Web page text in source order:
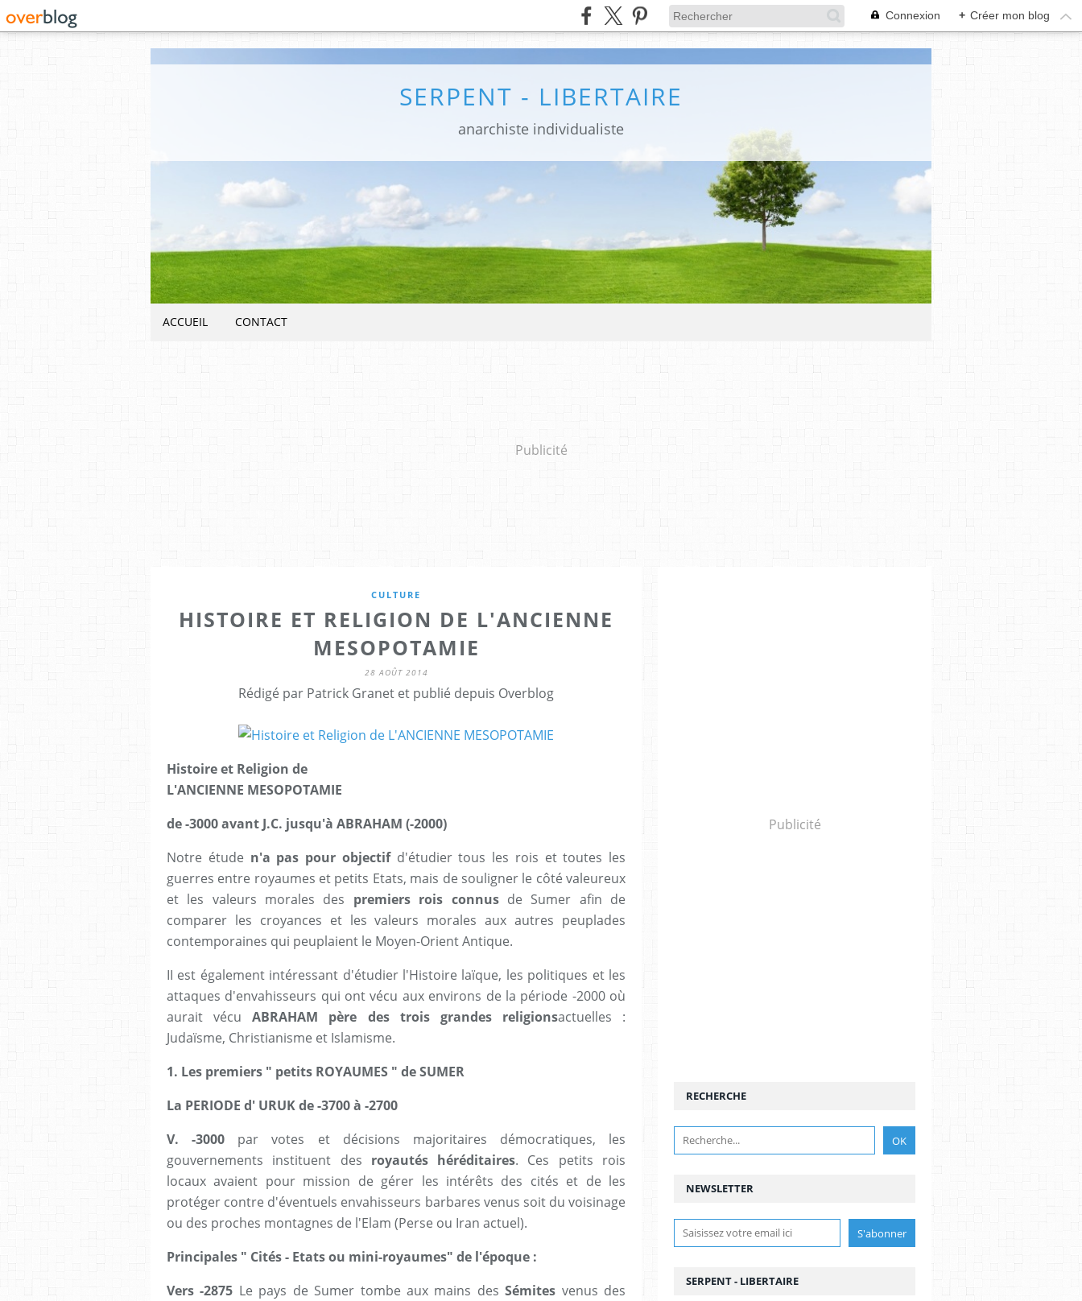
Connexion + Créer mon blog
SERPENT - LIBERTAIRE
anarchiste individualiste
ACCUEIL CONTACT
Publicité
CULTURE
HISTOIRE ET RELIGION DE L'ANCIENNE
MESOPOTAMIE
28 AOÛT 2014
Rédigé par Patrick Granet et publié depuis Overblog
Histoire et Religion de
L'ANCIENNE MESOPOTAMIE
de -3000 avant J.C. jusqu'à ABRAHAM (-2000)
Notre étude n'a pas pour objectifd'étudier tous les rois et toutes les
guerres entre royaumes et petits Etats, mais de souligner le côté valeureux
et les valeurs morales des premiers rois connus de Sumer afin de
comparer les croyances et les valeurs morales aux autres peuplades
contemporaines qui peuplaient le Moyen-Orient Antique.
II est également intéressant d'étudier l'Histoire laïque, les politiques et les
attaques d'envahisseurs qui ont vécu aux environs de la période -2000 où
aurait vécuABRAHAM père des trois grandes religionsactuelles :
Judaïsme, Christianisme et Islamisme.
1. Les premiers " petits ROYAUMES " de SUMER
La PERIODE d' URUK de -3700 à -2700
V. -3000 par votes et décisions majoritaires démocratiques, les
gouvernements instituent des royautés héréditaires. Ces petits rois
locaux avaient pour mission de gérer les intérêts des cités et de les
protéger contre d'éventuels envahisseurs barbares venus soit du voisinage
ou des proches montagnes de l'Elam (Perse ou Iran actuel).
Principales " Cités - Etats ou mini-royaumes" de l'époque :
Vers -2875 Le pays de Sumer tombe aux mains desSémites venus des
Publicité
NEWSLETTER
RECHERCHE
SERPENT - LIBERTAIRE